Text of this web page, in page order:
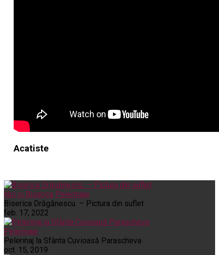
Acatiste
Noi și Biserica Pelerinaje
Biserica Drăgănescu – Pictura din suflet
feb. 17, 2022
Pelerinaje
Pelerinaj la Sfânta Cuvioasă Parascheva
oct. 15, 2019